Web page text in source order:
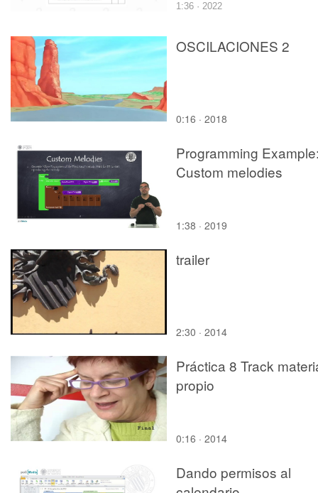
1:36 · 2022
OSCILACIONES 2
0:16 · 2018
Programming
Custom melodies
1:38 · 2019
trailer
2:30 · 2014
Práctica 8 Track
propio
0:16 · 2014
Dando permisos al